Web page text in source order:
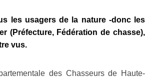
les usagers de la nature -donc les
(Préfecture, Fédération de chasse),
vus.
des Chasseurs de Haute-